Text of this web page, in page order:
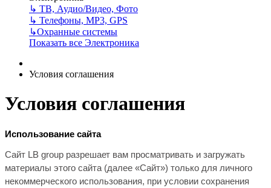
↳ ТВ, Аудио/Видео, Фото
↳ Телефоны, МР3, GPS
↳Охранные системы
Показать все Электроника
Условия соглашения
Условия соглашения
Использование сайта
Сайт LB group разрешает вам просматривать и загружать
материалы этого сайта (далее «Сайт») только для личного
некоммерческого использования, при условии сохранения